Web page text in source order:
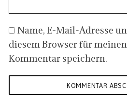
Name, E-Mail-Adresse
diesem Browser für
Kommentar speichern.